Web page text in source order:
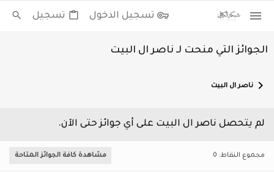
تسجيل الدخول تسجيل
الجوائز التي منحت لـ ناصر ال البيت
ناصر ال البيت
لم يتحصل ناصر ال البيت على أي جوائز حتى الآن.
مجموع النقاط: 0 مشاهدة كافة الجوائز المتاحة